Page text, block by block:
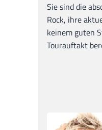
Sie sind die
Rock, ihre
keinem guten
Tourauftakt